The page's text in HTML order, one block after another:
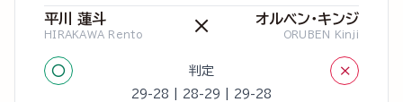
平川 蓮斗
HIRAKAWA Rento × オルベン・キンジ
ORUBEN Kinji
○ 判定 ×
29-28 | 28-29 | 29-28